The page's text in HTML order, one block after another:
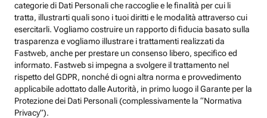
categorie di Dati Personali che raccoglie e le finalità per cui li
tratta, illustrarti quali sono i tuoi diritti e le modalità attraverso cui
esercitarli. Vogliamo costruire un rapporto di fiducia basato sulla
trasparenza e vogliamo illustrare i trattamenti realizzati da
Fastweb, anche per prestare un consenso libero, specifico ed
informato. Fastweb si impegna a svolgere il trattamento nel
rispetto del GDPR, nonché di ogni altra norma e provvedimento
applicabile adottato dalle Autorità, in primo luogo il Garante per la
Protezione dei Dati Personali (complessivamente la “Normativa
Privacy”).